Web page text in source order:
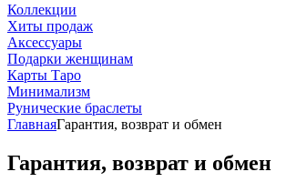
Коллекции
Хиты продаж
Аксессуары
Подарки женщинам
Карты Таро
Минимализм
Рунические браслеты
ГлавнаяГарантия, возврат и обмен
Гарантия, возврат и обмен